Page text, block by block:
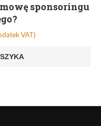
sponsoringu
VAT)